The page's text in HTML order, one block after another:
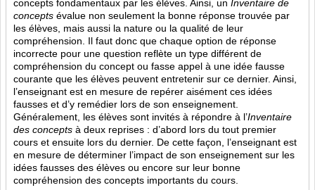
concepts fondamentaux par les élèves. Ainsi, un Inventaire de
concepts évalue non seulement la bonne réponse trouvée par
les élèves, mais aussi la nature ou la qualité de leur
compréhension. Il faut donc que chaque option de réponse
incorrecte pour une question reflète un type différent de
compréhension du concept ou fasse appel à une idée fausse
courante que les élèves peuvent entretenir sur ce dernier. Ainsi,
l’enseignant est en mesure de repérer aisément ces idées
fausses et d’y remédier lors de son enseignement.
Généralement, les élèves sont invités à répondre à l’Inventaire
des concepts à deux reprises : d’abord lors du tout premier
cours et ensuite lors du dernier. De cette façon, l’enseignant est
en mesure de déterminer l’impact de son enseignement sur les
idées fausses des élèves ou encore sur leur bonne
compréhension des concepts importants du cours.